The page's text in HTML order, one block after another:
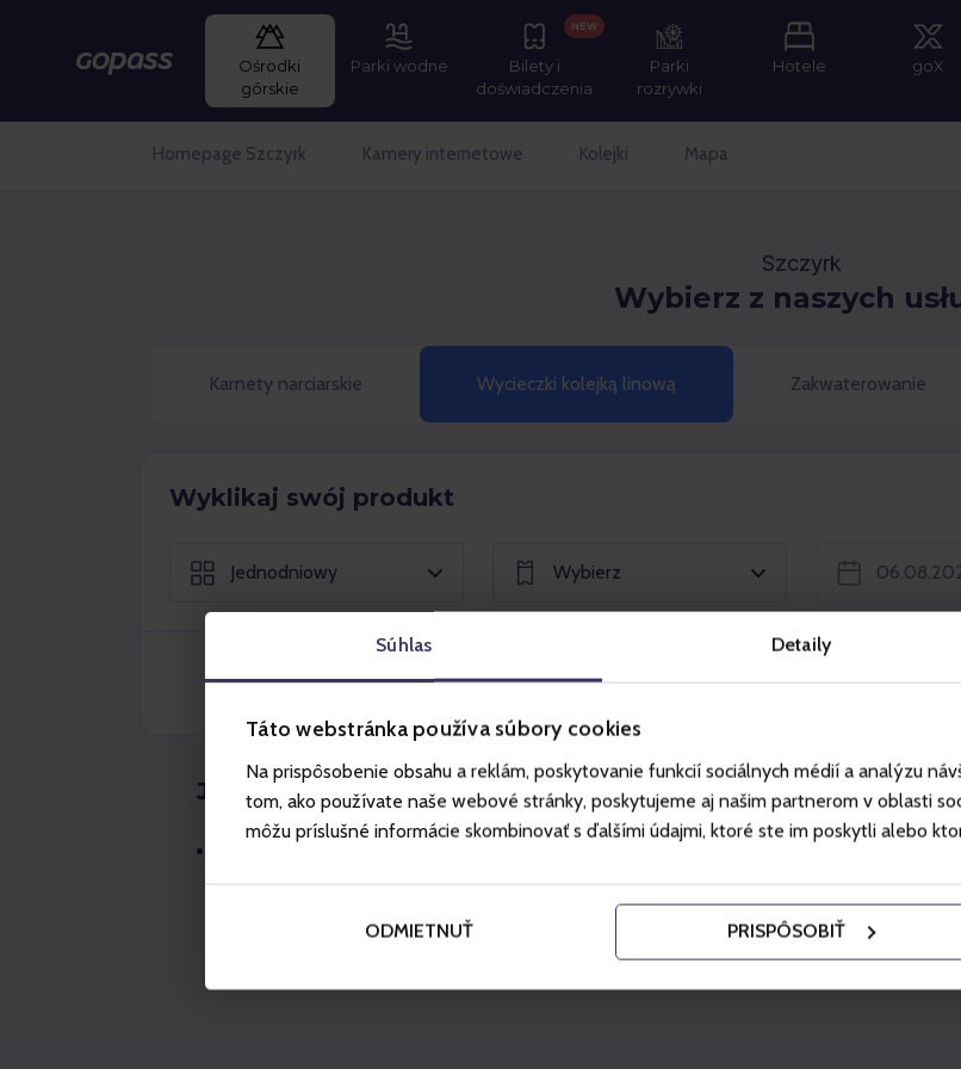
Súhlas Detaily
Táto webstránka používa súbory cookies
Na prispôsobenie obsahu a reklám, poskytovanie funkcií sociálnych médií a analýzu
tom, ako používate naše webové stránky, poskytujeme aj našim partnerom v oblasti
môžu príslušné informácie skombinovať s ďalšími údajmi, ktoré ste im poskytli alebo
ODMIETNUŤ PRISPÔSOBIŤ
Gopass
Ośrodki
górskie
Parki wodne
Bilety i
doświadczenia
NEW
Parki
rozrywki
Hotele goX
Homepage Szczyrk Kamery internetowe Kolejki Mapa
Szczyrk
Wybierz z naszych
Karnety narciarskie Wycieczki kolejką linową Zakwaterowanie
Wyklikaj swój produkt
Jednodniowy Wybierz
Jednodniowy karnet rowerowy
Jednodniowy karnet rowerowy ważny w dniu, na który został zakupiony.Karnet
obowiązuje na ścieżkach rowerowych Szczyrk Enduro Trails.Umożliwia wjazd koleją